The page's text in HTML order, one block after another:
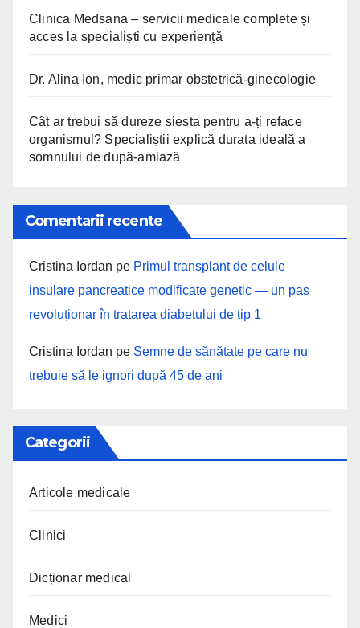
Clinica Medsana – servicii medicale complete și
acces la specialiști cu experiență
Dr. Alina Ion, medic primar obstetrică-ginecologie
Cât ar trebui să dureze siesta pentru a-ți reface
organismul? Specialiștii explică durata ideală a
somnului de după-amiază
Comentarii recente
Cristina Iordan pe Primul transplant de celule
insulare pancreatice modificate genetic — un pas
revoluționar în tratarea diabetului de tip 1
Cristina Iordan pe Semne de sănătate pe care nu
trebuie să le ignori după 45 de ani
Categorii
Articole medicale
Clinici
Dicționar medical
Medici